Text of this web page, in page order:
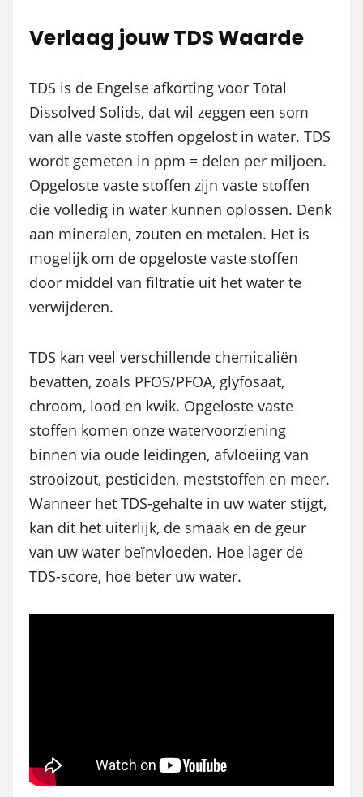
Verlaag jouw TDS Waarde
TDS is de Engelse afkorting voor Total
Dissolved Solids, dat wil zeggen een som
van alle vaste stoffen opgelost in water. TDS
wordt gemeten in ppm = delen per miljoen.
Opgeloste vaste stoffen zijn vaste stoffen
die volledig in water kunnen oplossen. Denk
aan mineralen, zouten en metalen. Het is
mogelijk om de opgeloste vaste stoffen
door middel van filtratie uit het water te
verwijderen.
TDS kan veel verschillende chemicaliën
bevatten, zoals PFOS/PFOA, glyfosaat,
chroom, lood en kwik. Opgeloste vaste
stoffen komen onze watervoorziening
binnen via oude leidingen, afvloeiing van
strooizout, pesticiden, meststoffen en meer.
Wanneer het TDS-gehalte in uw water stijgt,
kan dit het uiterlijk, de smaak en de geur
van uw water beïnvloeden. Hoe lager de
TDS-score, hoe beter uw water.